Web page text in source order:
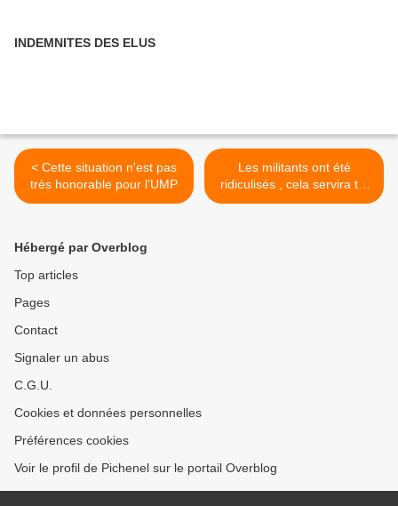
INDEMNITES DES ELUS
< Cette situation n'est pas
très honorable pour l'UMP
Les militants ont été
ridiculisés , cela servira t-il
de leçon ? >
Hébergé par Overblog
Top articles
Pages
Contact
Signaler un abus
C.G.U.
Cookies et données personnelles
Préférences cookies
Voir le profil de Pichenel sur le portail Overblog